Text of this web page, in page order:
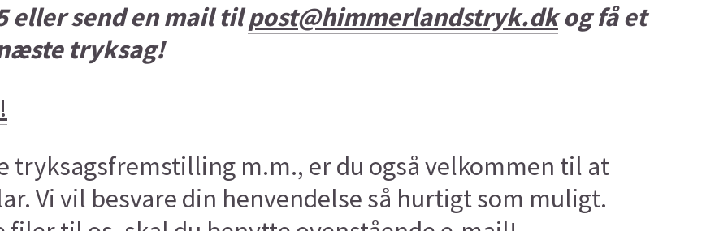
eller send en mail tilpost@himmerlandstryk.dkog få et
tryksag!
tryksagsfremstilling m.m., er du også velkommen til at
Vi vil besvare din henvendelse så hurtigt som muligt.